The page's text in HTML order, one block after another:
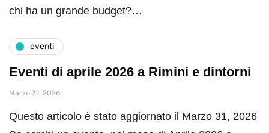
chi ha un grande budget?…
eventi
Eventi di aprile 2026 a Rimini e dintorni
Marzo 31, 2026
Questo articolo è stato aggiornato il Marzo 31, 2026